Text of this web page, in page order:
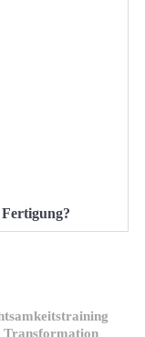
Transformation